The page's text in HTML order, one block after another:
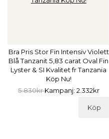
Bra Pris Stor Fin Intensiv Violett
Blå Tanzanit 5,83 carat Oval Fin
Lyster & SI Kvalitet fr Tanzania
Köp Nu!
5.830krKampanj: 2.332kr
Köp